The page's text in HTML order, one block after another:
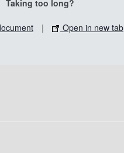
Taking too long?
| Open in new tab